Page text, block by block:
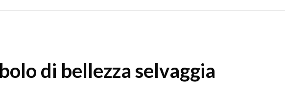
di bellezza selvaggia